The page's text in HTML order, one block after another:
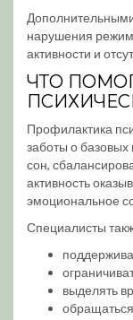
нарушения
активности и
ЧТО
Профилактика
заботы о базовых
сон,
активность
эмоциональное
Специалисты
выделять